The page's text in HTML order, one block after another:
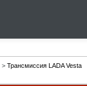
> Трансмиссия LADA Vesta